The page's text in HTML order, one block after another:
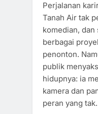
Perjalanan
Tanah Air tak
komedian, dan
berbagai
penonton.
publik
hidupnya: ia
kamera dan
peran yang